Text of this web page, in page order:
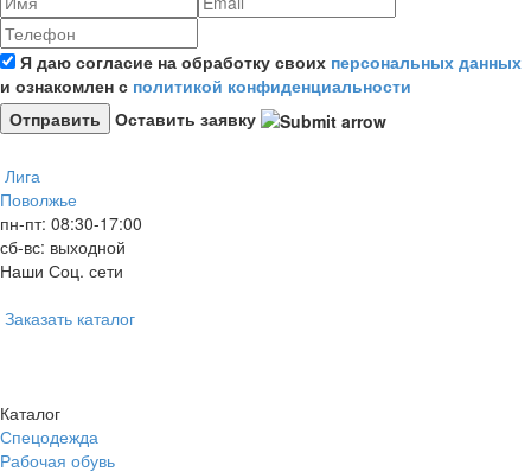
Я даю согласие на обработку своих персональных данных
и ознакомлен с политикой конфиденциальности
Оставить заявку
Лига
Поволжье
пн-пт: 08:30-17:00
сб-вс: выходной
Наши Соц. сети
Заказать каталог
Каталог
Спецодежда
Рабочая обувь